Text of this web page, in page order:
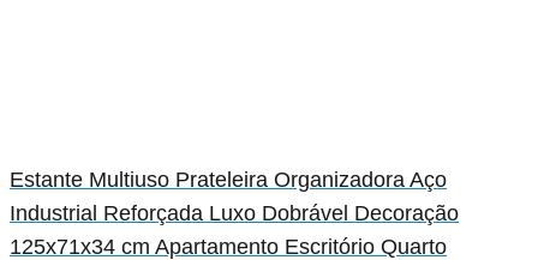
Estante Multiuso Prateleira Organizadora Aço
Industrial Reforçada Luxo Dobrável Decoração
125x71x34 cm Apartamento Escritório Quarto